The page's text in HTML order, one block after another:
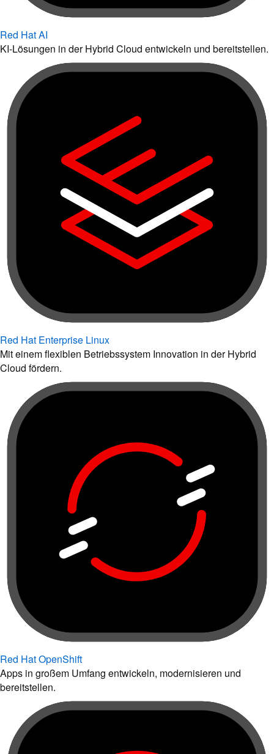
Red Hat AI
KI-Lösungen in der Hybrid Cloud entwickeln und bereitstellen.
Red Hat Enterprise Linux
Mit einem flexiblen Betriebssystem Innovation in der Hybrid
Cloud fördern.
Red Hat OpenShift
Apps in großem Umfang entwickeln, modernisieren und
bereitstellen.